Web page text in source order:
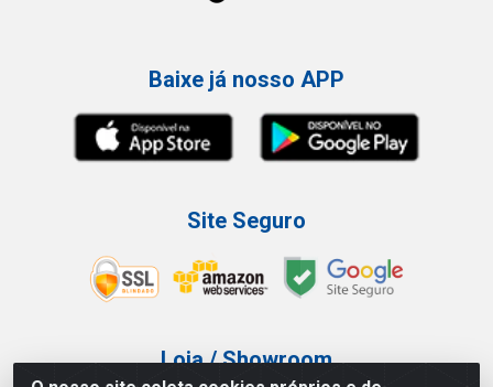
Baixe já nosso APP
Site Seguro
Loja / Showroom